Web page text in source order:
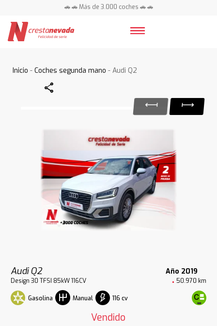
🚗 🚗 Más de 3.000 coches 🚗 🚗
Inicio -Coches segunda mano - Audi Q2
Share
Audi Q2 Año 2019
Design 30 TFSI 85kW 116CV 50.970 km
Gasolina Manual 116 cv
Vendido